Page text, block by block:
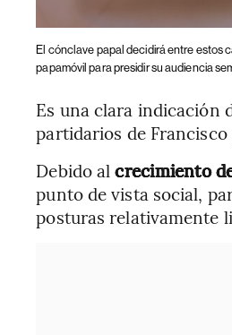
El cónclave papal decidirá entre estos
papamóvil para presidir su audiencia
Es una clara indicación
partidarios de
Debido alcrecimiento
punto de vista social,
posturas relativamente